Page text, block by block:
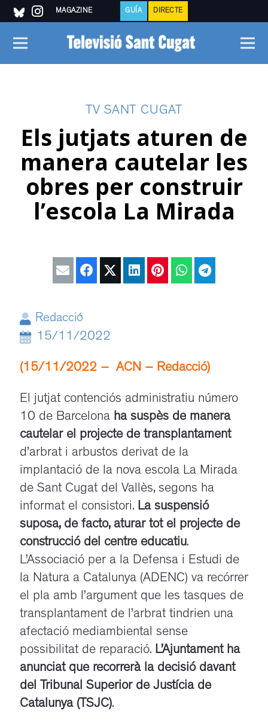
MAGAZINE GUÍA DIRECTE
TV SANT CUGAT
Els jutjats aturen de
manera cautelar les
obres per construir
l’escola La Mirada
Redacció
15/11/2022
(15/11/2022 – ACN – Redacció)
El jutjat contenciós administratiu número
10 de Barcelona ha suspès de manera
cautelar el projecte de transplantament
d’arbrat i arbustos derivat de la
implantació de la nova escola La Mirada
de Sant Cugat del Vallès, segons ha
informat el consistori. La suspensió
suposa, de facto, aturar tot el projecte de
construcció del centre educatiu.
L’Associació per a la Defensa i Estudi de
la Natura a Catalunya (ADENC) va recórrer
el pla amb l’argument que les tasques de
transplantament de l’arbrat tindrien una
afectació mediambiental sense
possibilitat de reparació. L’Ajuntament ha
anunciat que recorrerà la decisió davant
del Tribunal Superior de Justícia de
Catalunya (TSJC).